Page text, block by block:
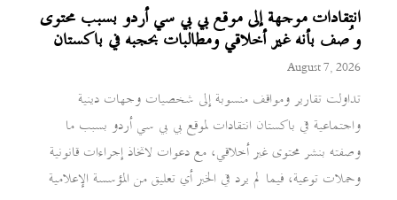
انتقادات موجهة إلى موقع بي بي سي أردو بسبب محتوى
وُصف بأنه غير أخلاقي ومطالبات بحجبه في باكستان
August 7, 2026
تداولت تقارير ومواقف منسوبة إلى شخصيات وجهات دينية
واجتماعية في باكستان انتقادات لموقع بي بي سي أردو بسبب ما
وصفته بنشر محتوى غير أخلاقي، مع دعوات لاتخاذ إجراءات قانونية
وحملات توعية، فيما لم يرد في الخبر أي تعليق من المؤسسة الإعلامية